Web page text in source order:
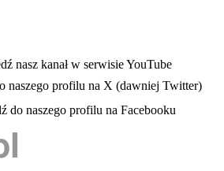
się w nowej karcie
nasz kanał w serwisie YouTube
karcie
naszego profilu na X (dawniej Twitter)
się w nowej karcie
do naszego profilu na Facebooku